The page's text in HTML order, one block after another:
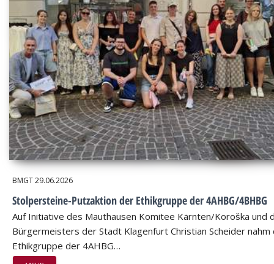
BMGT29.06.2026
Stolpersteine-Putzaktion der Ethikgruppe der 4AHBG/4BHBG
Auf Initiative des Mauthausen Komitee Kärnten/Koroška und
Bürgermeisters der Stadt Klagenfurt Christian Scheider nahm
Ethikgruppe der 4AHBG…